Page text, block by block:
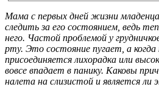
Мама с первых дней жизни
следить за его состоянием, ведь
него. Частой проблемой у
рту. Это состояние пугает, а когда
присоединяется лихорадка или
вовсе впадает в панику. Каковы
налета на слизистой и является ли